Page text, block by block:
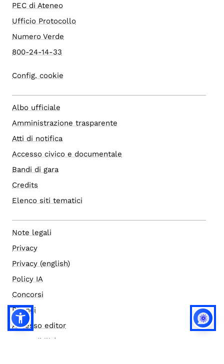
PEC di Ateneo
Ufficio Protocollo
Numero Verde
800-24-14-33
Config. cookie
Albo ufficiale
Amministrazione trasparente
Atti di notifica
Accesso civico e documentale
Bandi di gara
Credits
Elenco siti tematici
Note legali
Privacy
Privacy (english)
Policy IA
Concorsi
Bilanci
Accesso editor
Accessibilità